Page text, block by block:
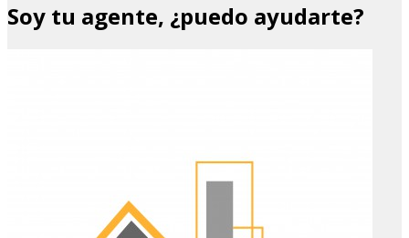
Soy tu agente, ¿puedo ayudarte?